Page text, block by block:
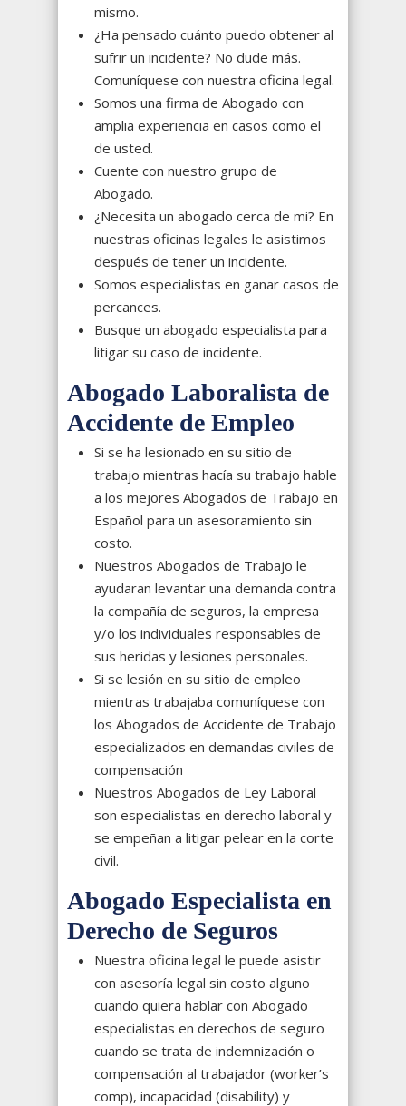
mismo.
¿Ha pensado cuánto puedo obtener al
sufrir un incidente? No dude más.
Comuníquese con nuestra oficina legal.
Somos una firma de Abogado con
amplia experiencia en casos como el
de usted.
Cuente con nuestro grupo de
Abogado.
¿Necesita un abogado cerca de mi? En
nuestras oficinas legales le asistimos
después de tener un incidente.
Somos especialistas en ganar casos de
percances.
Busque un abogado especialista para
litigar su caso de incidente.
Abogado Laboralista de
Accidente de Empleo
Si se ha lesionado en su sitio de
trabajo mientras hacía su trabajo hable
a los mejores Abogados de Trabajo en
Español para un asesoramiento sin
costo.
Nuestros Abogados de Trabajo le
ayudaran levantar una demanda contra
la compañía de seguros, la empresa
y/o los individuales responsables de
sus heridas y lesiones personales.
Si se lesión en su sitio de empleo
mientras trabajaba comuníquese con
los Abogados de Accidente de Trabajo
especializados en demandas civiles de
compensación
Nuestros Abogados de Ley Laboral
son especialistas en derecho laboral y
se empeñan a litigar pelear en la corte
civil.
Abogado Especialista en
Derecho de Seguros
Nuestra oficina legal le puede asistir
con asesoría legal sin costo alguno
cuando quiera hablar con Abogado
especialistas en derechos de seguro
cuando se trata de indemnización o
compensación al trabajador (worker’s
comp), incapacidad (disability) y